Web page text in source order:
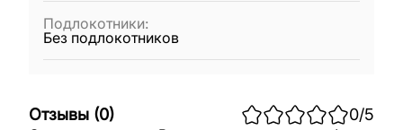
Подлокотники:
Без подлокотников
Отзывы (0) 0/5